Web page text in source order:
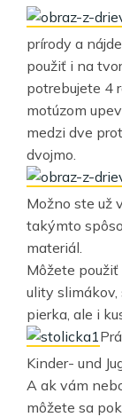
prírody a
použiť i na
potrebujete 4
motúzom
medzi dve
dvojmo.
Možno ste už
takýmto
materiál.
Môžete
ulity slimákov,
pierka, ale i
Kinder- und
A ak vám
môžete sa